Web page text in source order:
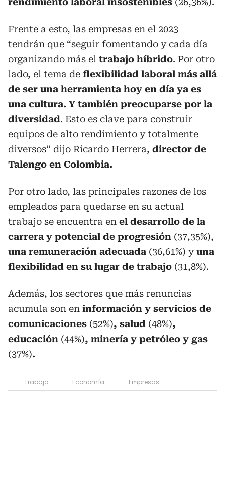
Frente a esto, las empresas en el 2023
tendrán que “seguir fomentando y cada día
organizando más el trabajo híbrido. Por otro
lado, el tema de flexibilidad laboral más allá
de ser una herramienta hoy en día ya es
una cultura. Y también preocuparse por la
diversidad. Esto es clave para construir
equipos de alto rendimiento y totalmente
diversos” dijo Ricardo Herrera, director de
Talengo en Colombia.
Por otro lado, las principales razones de los
empleados para quedarse en su actual
trabajo se encuentra en el desarrollo de la
carrera y potencial de progresión (37,35%),
una remuneración adecuada (36,61%) yuna
flexibilidad en su lugar de trabajo (31,8%).
Además, los sectores que más renuncias
acumula son en información y servicios de
comunicaciones (52%), salud (48%),
educación (44%), minería y petróleo y gas
(37%).
Trabajo Economía Empresas